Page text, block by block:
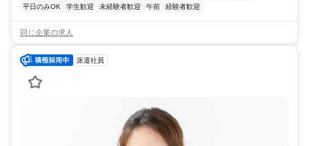
平日のみOK
学生歓迎 未経験者歓迎 午前 経験者歓迎
同じ企業の求人
派遣社員